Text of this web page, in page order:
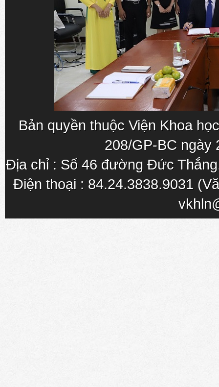
Bản quyền thuộc Viện Khoa
208/GP-BC ngày
Địa chỉ : Số 46 đường Đức
Điện thoại : 84.24.3838.9031